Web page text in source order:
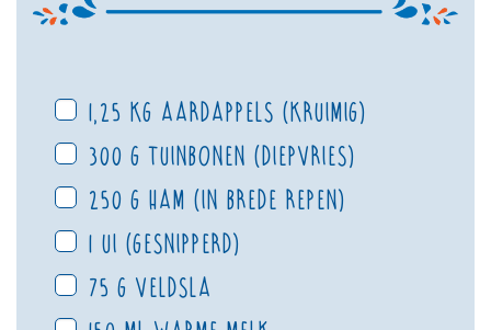
1,25 kg aardappels (kruimig)
300 g tuinbonen (diepvries)
250 g ham (in brede repen)
1 ui (gesnipperd)
75 g veldsla